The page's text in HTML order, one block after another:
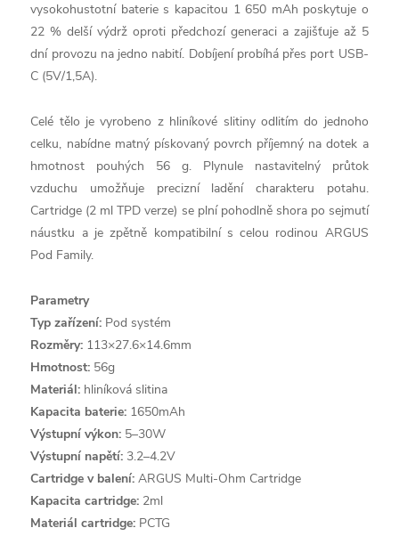
vysokohustotní baterie s kapacitou 1 650 mAh poskytuje o
22 % delší výdrž oproti předchozí generaci a zajišťuje až 5
dní provozu na jedno nabití. Dobíjení probíhá přes port USB-
C (5V/1,5A).
Celé tělo je vyrobeno z hliníkové slitiny odlitím do jednoho
celku, nabídne matný pískovaný povrch příjemný na dotek a
hmotnost pouhých 56 g. Plynule nastavitelný průtok
vzduchu umožňuje precizní ladění charakteru potahu.
Cartridge (2 ml TPD verze) se plní pohodlně shora po sejmutí
náustku a je zpětně kompatibilní s celou rodinou ARGUS
Pod Family.
Parametry
Typ zařízení: Pod systém
Rozměry: 113×27.6×14.6mm
Hmotnost: 56g
Materiál: hliníková slitina
Kapacita baterie: 1650mAh
Výstupní výkon: 5–30W
Výstupní napětí: 3.2–4.2V
Cartridge v balení: ARGUS Multi-Ohm Cartridge
Kapacita cartridge: 2ml
Materiál cartridge: PCTG